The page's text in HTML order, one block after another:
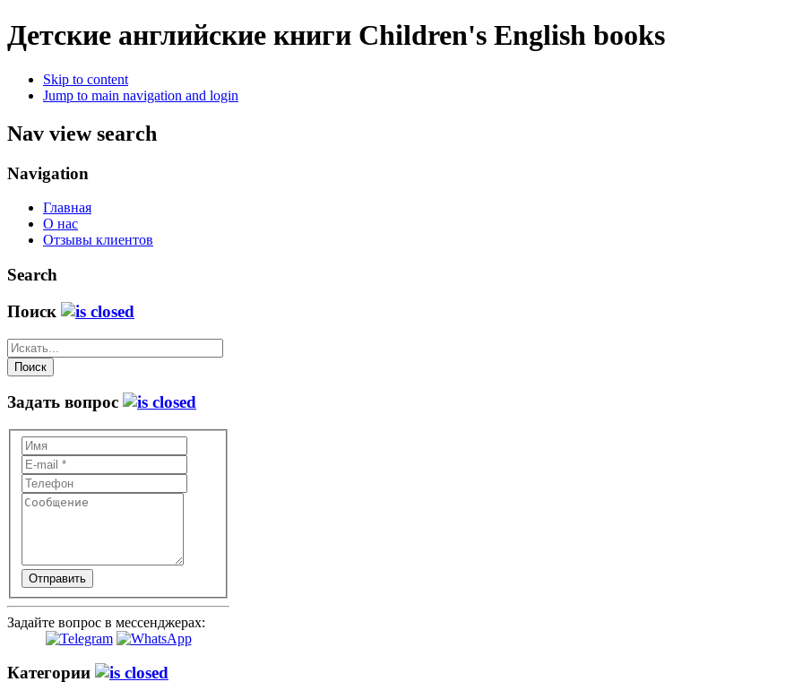
Детские английские книги Children's English books
Skip to content
Jump to main navigation and login
Nav view search
Navigation
Главная
О нас
Отзывы клиентов
Search
Поиск
Задать вопрос
Отправить
Задайте вопрос в мессенджерах:
Категории